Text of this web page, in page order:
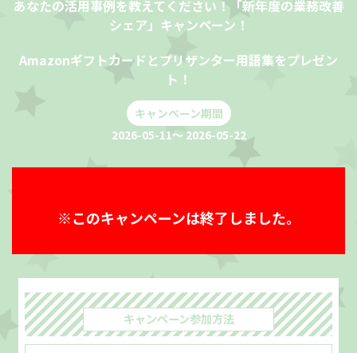
あなたの活用事例を教えてください！「新年度の業務改善
シェア」キャンペーン！
Amazonギフトカードとプリザンター用語集をプレゼン
ト！
キャンペーン期間
2026-05-11～ 2026-05-22
※このキャンペーンは終了しました。
キャンペーン参加方法